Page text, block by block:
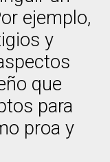
ejemplo,
y
que
para
proa y